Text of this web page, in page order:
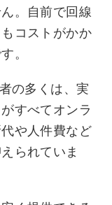
。自前で回線
コストがかか
。
の多くは、実
すべてオンラ
や人件費など
られていま